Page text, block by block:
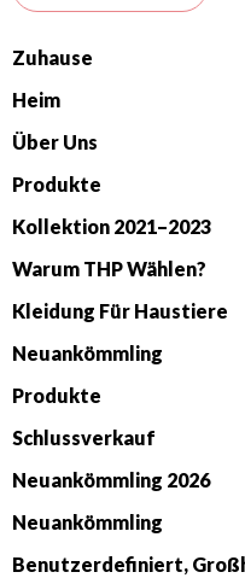
Zuhause
Heim
Über Uns
Produkte
Kollektion 2021–2023
Warum THP Wählen?
Kleidung Für Haustiere
Neuankömmling
Produkte
Schlussverkauf
Neuankömmling 2026
Neuankömmling
Benutzerdefiniert,